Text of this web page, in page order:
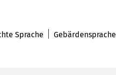
Sprache Gebärdensprache